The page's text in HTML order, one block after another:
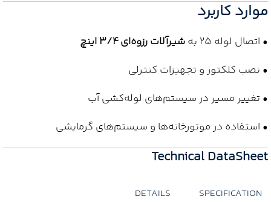
موارد کاربرد
• اتصال لوله 25 به
شیرآلات رزوه‌ای 3/4 اینچ
• نصب کلکتور و تجهیزات کنترلی
• تغییر مسیر در سیستم‌های لوله‌کشی آب
• استفاده در موتورخانه‌ها و سیستم‌های گرمایشی
Technical DataSheet
SPECIFICATION
DETAILS